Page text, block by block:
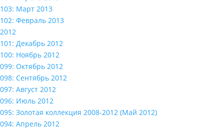
103: Март 2013
102: Февраль 2013
2012
101: Декабрь 2012
100: Ноябрь 2012
099: Октябрь 2012
098: Сентябрь 2012
097: Август 2012
096: Июль 2012
095: Золотая коллекция 2008-2012 (Май 2012)
094: Апрель 2012